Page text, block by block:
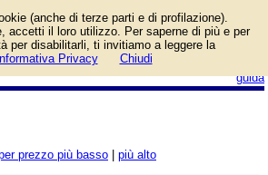
guida
Lista giochi da tavolo
dell'autore Caleb Grace.
prezzo più basso più alto
(anche di terze parti e di profilazione).
accetti il loro utilizzo. Per saperne di più e per
per disabilitarli, ti invitiamo a leggere la
Informativa Privacy Chiudi